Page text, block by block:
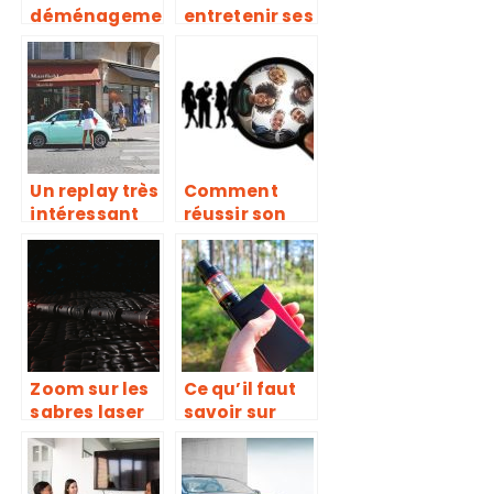
déménageme
nt sans
tracas
entretenir ses
industriels ?
Un replay très
intéressant
de la culture
parisienne
Comment
réussir son
lead scoring ?
Nos conseils
Zoom sur les
sabres laser
de Star Wars
Ce qu’il faut
savoir sur
cette
substance
naturelle